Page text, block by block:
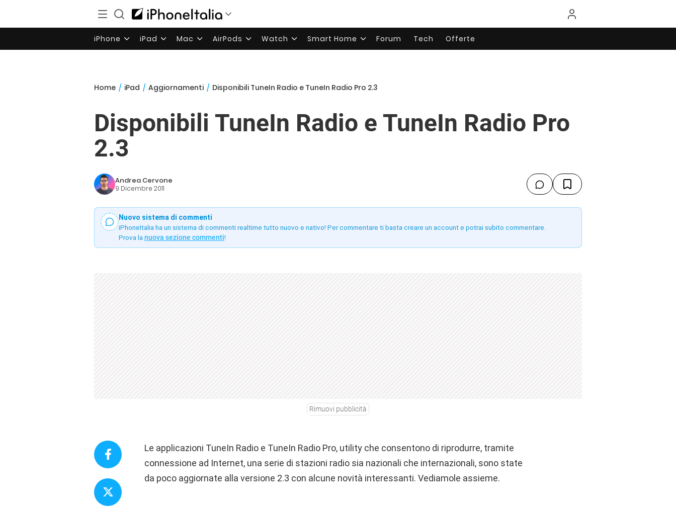
iPhone iPad Mac AirPods Watch Smart Home Forum Tech Offerte
Home / iPad / Aggiornamenti / Disponibili TuneIn Radio e TuneIn Radio Pro 2.3
Disponibili TuneIn Radio e TuneIn Radio Pro
2.3
Andrea Cervone
9 Dicembre 2011
Nuovo sistema di commenti
iPhoneItalia ha un sistema di commenti realtime tutto nuovo e nativo! Per commentare ti basta creare un account e potrai subito commentare.
Prova la nuova sezione commenti!
Rimuovi pubblicità
Le applicazioni TuneIn Radio e TuneIn Radio Pro, utility che consentono di riprodurre, tramite
connessione ad Internet, una serie di stazioni radio sia nazionali che internazionali, sono state
da poco aggiornate alla versione 2.3 con alcune novità interessanti. Vediamole assieme.